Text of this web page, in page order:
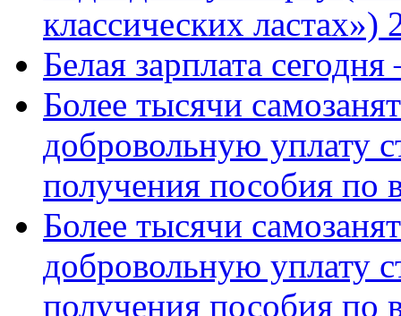
классических ластах»)
Белая зарплата
Более тысячи
добровольную уплату
получения пособия по
Более тысячи
добровольную уплату
получения пособия по